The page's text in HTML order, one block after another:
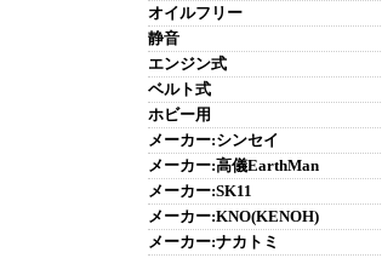
オイルフリー
静音
エンジン式
ベルト式
ホビー用
メーカー:シンセイ
メーカー:高儀EarthMan
メーカー:SK11
メーカー:KNO(KENOH)
メーカー:ナカトミ